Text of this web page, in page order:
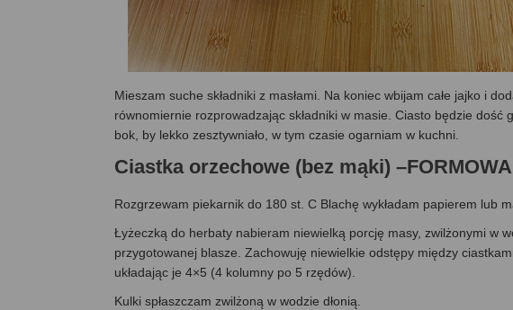
Mieszam suche składniki z masłami. Na koniec wbijam całe jajko i
równomiernie rozprowadzając składniki w masie. Ciasto będzie
bok, by lekko zesztywniało, w tym czasie ogarniam w kuchni.
Ciastka orzechowe (bez mąki)
Rozgrzewam piekarnik do 180 st. C Blachę wykładam papierem lub
Łyżeczką do herbaty nabieram niewielką porcję masy, zwilżonymi w
przygotowanej blasze. Zachowuję niewielkie odstępy między
układając je 4×5 (4 kolumny po 5 rzędów).
Kulki spłaszczam zwilżoną w wodzie dłonią.